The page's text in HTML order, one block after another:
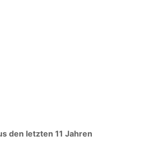
den letzten 11 Jahren